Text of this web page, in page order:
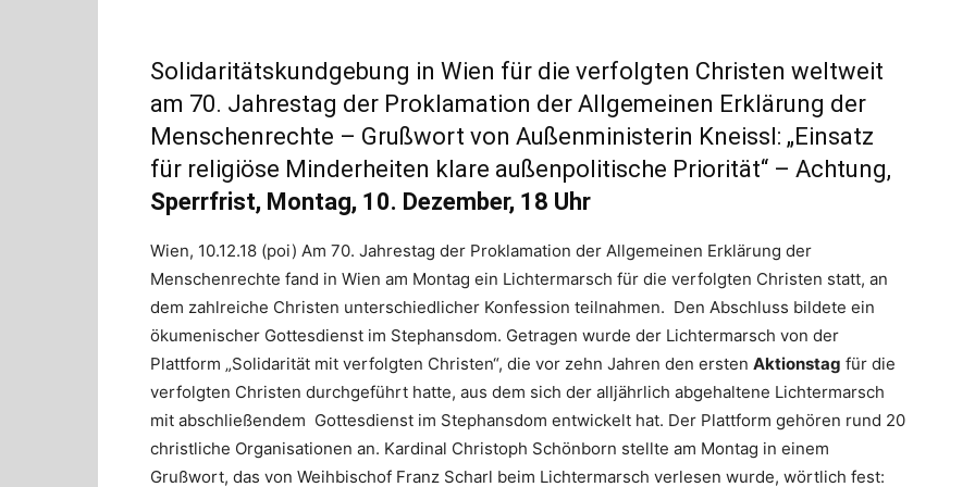
Solidaritätskundgebung in Wien für die verfolgten Christen weltweit
am 70. Jahrestag der Proklamation der Allgemeinen Erklärung der
Menschenrechte – Grußwort von Außenministerin Kneissl: „Einsatz
für religiöse Minderheiten klare außenpolitische Priorität“ – Achtung,
Sperrfrist, Montag, 10. Dezember, 18 Uhr
Wien, 10.12.18 (poi) Am 70. Jahrestag der Proklamation der Allgemeinen Erklärung der
Menschenrechte fand in Wien am Montag ein Lichtermarsch für die verfolgten Christen statt, an
dem zahlreiche Christen unterschiedlicher Konfession teilnahmen. Den Abschluss bildete ein
ökumenischer Gottesdienst im Stephansdom. Getragen wurde der Lichtermarsch von der
Plattform „Solidarität mit verfolgten Christen“, die vor zehn Jahren den ersten Aktionstag für die
verfolgten Christen durchgeführt hatte, aus dem sich der alljährlich abgehaltene Lichtermarsch
mit abschließendem Gottesdienst im Stephansdom entwickelt hat. Der Plattform gehören rund 20
christliche Organisationen an. Kardinal Christoph Schönborn stellte am Montag in einem
Grußwort, das von Weihbischof Franz Scharl beim Lichtermarsch verlesen wurde, wörtlich fest: